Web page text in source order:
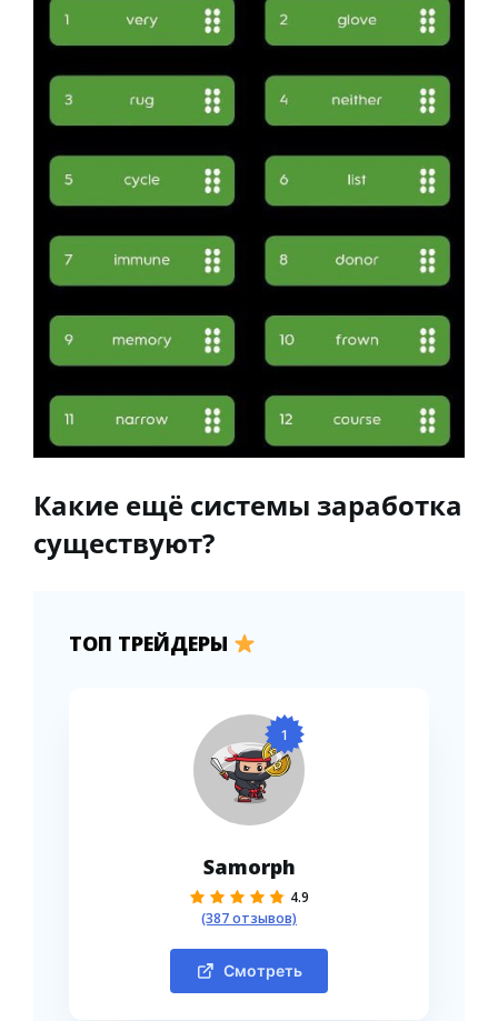
Какие ещё системы заработка
существуют?
ТОП ТРЕЙДЕРЫ
1
Samorph
4.9
(387 отзывов)
Смотреть